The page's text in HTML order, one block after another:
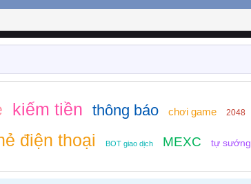
kiếm tiền thông báo chơi game 2048
điện thoại BOT giao dịch MEXC tự sướng